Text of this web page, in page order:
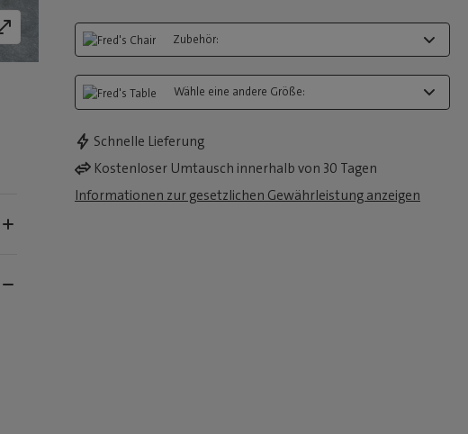
Zubehör:
Wähle eine andere Größe:
Schnelle Lieferung
Kostenloser Umtausch innerhalb von 30 Tagen
Informationen zur gesetzlichen Gewährleistung anzeigen